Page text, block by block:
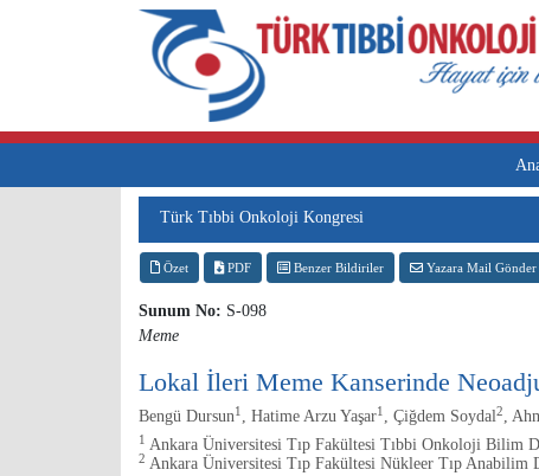
Türk Tıbbi Onkoloji Kongresi
Özet PDF Benzer Bildiriler Yazara Mail Gönder
Sunum No: S-098
Meme
Lokal İleri Meme Kanserinde
Bengü Dursun1 , Hatime Arzu Yaşar1 , Çiğdem Soydal2 ,
1 Ankara Üniversitesi Tıp Fakültesi Tıbbi Onkoloji Bilim
2 Ankara Üniversitesi Tıp Fakültesi Nükleer Tıp Anabilim